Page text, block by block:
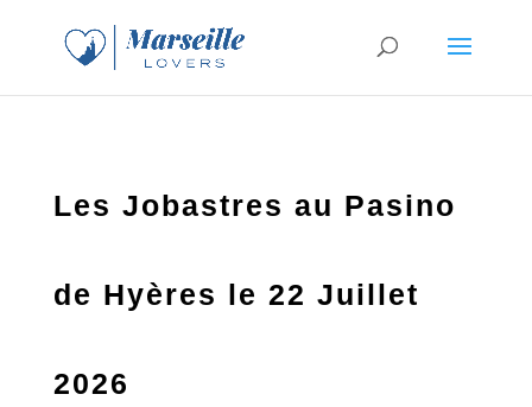
Les Jobastres au Pasino
de Hyères le 22 Juillet
2026